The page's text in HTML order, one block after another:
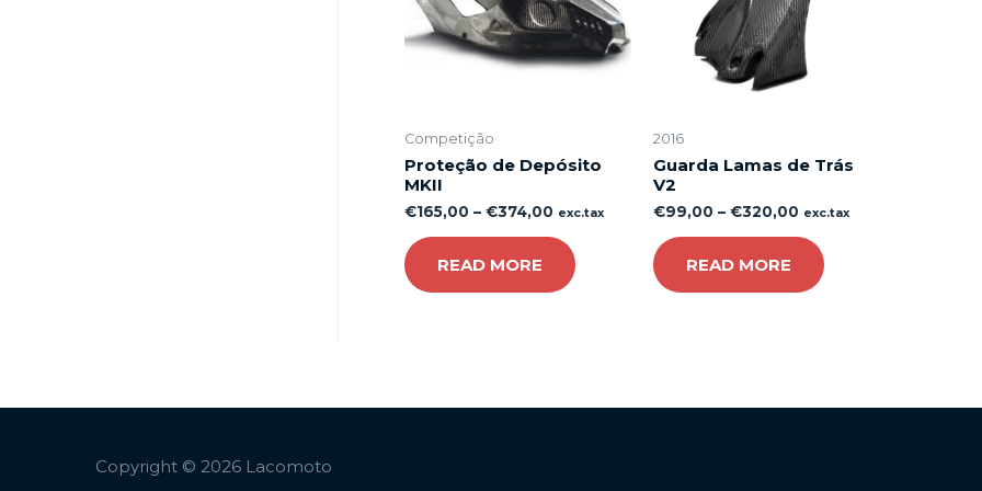
Competição
Proteção de Depósito
MKII
€165,00 – €374,00 exc.tax
READ MORE
2016
Guarda Lamas de Trás
V2
€99,00 – €320,00 exc.tax
READ MORE
Copyright © 2026 Lacomoto